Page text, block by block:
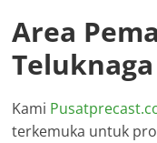
Area
Teluknaga
Kami
terkemuka untuk